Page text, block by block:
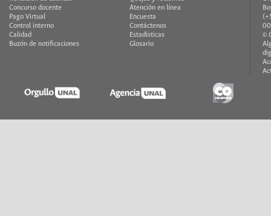
Concurso docente
Pago Virtual
Control interno
Calidad
Buzón de notificaciones
Atención en línea
Encuesta
Contáctenos
Estadísticas
Glosario
©